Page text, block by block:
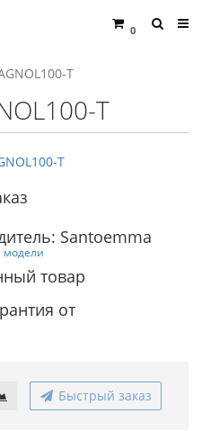
0
T
T
Santoemma
модели
товар
от
Быстрый заказ